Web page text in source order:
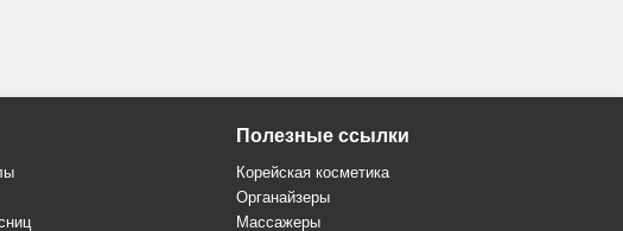
Полезные ссылки
Корейская косметика
Органайзеры
Массажеры